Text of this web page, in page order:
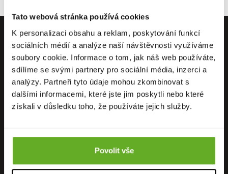
Tato webová stránka používá cookies
K personalizaci obsahu a reklam, poskytování funkcí
sociálních médií a analýze naší návštěvnosti využíváme
soubory cookie. Informace o tom, jak náš web používáte,
sdílíme se svými partnery pro sociální média, inzerci a
analýzy. Partneři tyto údaje mohou zkombinovat s
dalšími informacemi, které jste jim poskytli nebo které
získali v důsledku toho, že používáte jejich služby.
Povolit vše
PRIAMO OD
VÝROBCU
OSOBNÝ
ODBER
DOPRAVA
ZADARMO
RÝCHLE
ZÁRUKA
VRÁTENIA
RECENZIE